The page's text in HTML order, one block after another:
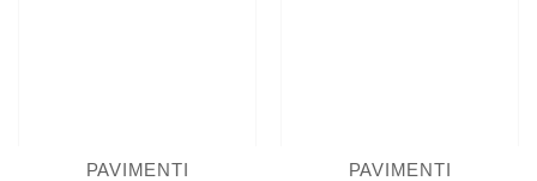
PAVIMENTI
PAVIMENTI